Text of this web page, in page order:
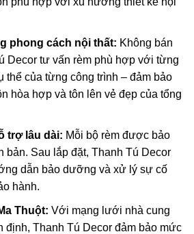
phong cách nội thất: Không bán
Decor tư vấn rèm phù hợp với từng
thể của từng công trình – đảm bảo
hòa hợp và tôn lên vẻ đẹp của tổng
trợ lâu dài: Mỗi bộ rèm được bảo
bản. Sau lắp đặt, Thanh Tú Decor
dẫn bảo dưỡng và xử lý sự cố
hành.
Thuột: Với mạng lưới nhà cung
định, Thanh Tú Decor đảm bảo mức